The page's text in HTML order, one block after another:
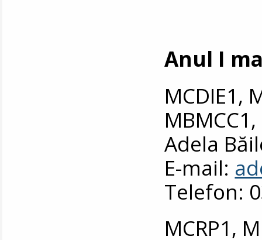
Anul I
MCDIE1,
Adela
E-mail:
Telefon:
MCRP1,